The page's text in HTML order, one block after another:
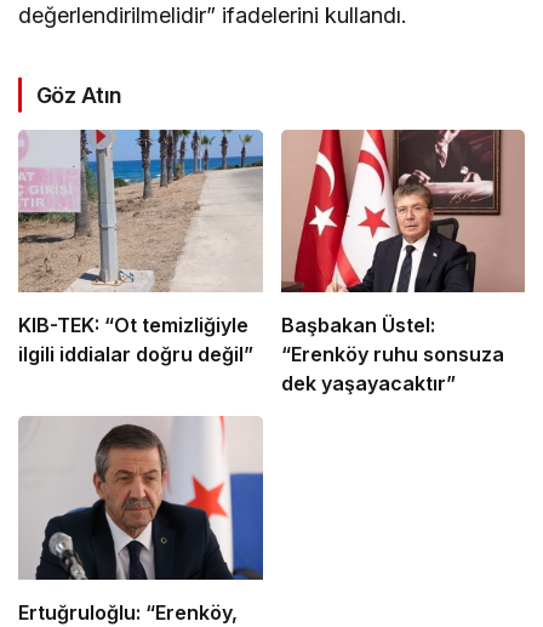
değerlendirilmelidir” ifadelerini kullandı.
Göz Atın
KIB-TEK: “Ot temizliğiyle
ilgili iddialar doğru değil”
Başbakan Üstel:
“Erenköy ruhu sonsuza
dek yaşayacaktır”
Ertuğruloğlu: “Erenköy,